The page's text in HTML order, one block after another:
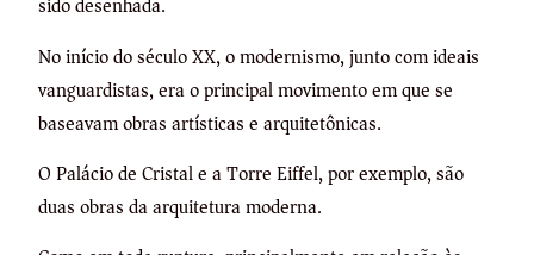
No início do século XX, o modernismo, junto com ideais
vanguardistas, era o principal movimento em que se
baseavam obras artísticas e arquitetônicas.
O Palácio de Cristal e a Torre Eiffel, por exemplo, são
duas obras da arquitetura moderna.